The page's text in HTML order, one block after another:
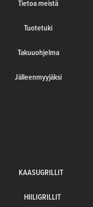
Tietoa meistä
Tuotetuki
Takuuohjelma
Jälleenmyyjäksi
KAASUGRILLIT
HIILIGRILLIT